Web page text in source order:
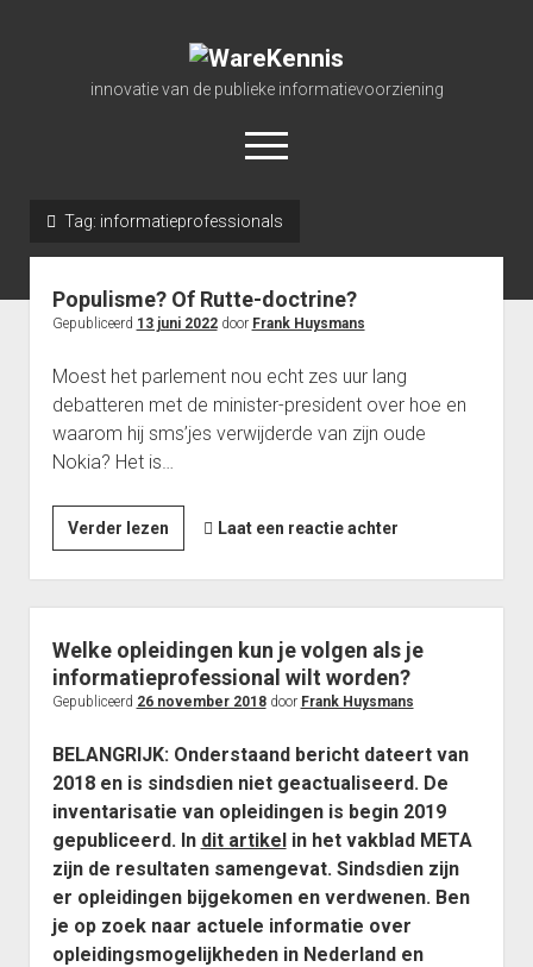
WareKennis
innovatie van de publieke informatievoorziening
open
menu
onderzoek
portfolio
leerstoel
over deze site
contact
Tag: informatieprofessionals
Populisme? Of Rutte-doctrine?
Gepubliceerd 13 juni 2022door Frank Huysmans
Moest het parlement nou echt zes uur lang
debatteren met de minister-president over hoe en
waarom hij sms’jes verwijderde van zijn oude
Nokia? Het is…
Verder lezenPopulisme?
Of
Rutte-
doctrine?
Laat een reactie achter
Welke opleidingen kun je volgen als je
informatieprofessional wilt worden?
Gepubliceerd 26 november 2018door Frank Huysmans
BELANGRIJK: Onderstaand bericht dateert van
2018 en is sindsdien niet geactualiseerd. De
inventarisatie van opleidingen is begin 2019
gepubliceerd. In dit artikelin het vakblad META
zijn de resultaten samengevat. Sindsdien zijn
er opleidingen bijgekomen en verdwenen. Ben
je op zoek naar actuele informatie over
opleidingsmogelijkheden in Nederland en